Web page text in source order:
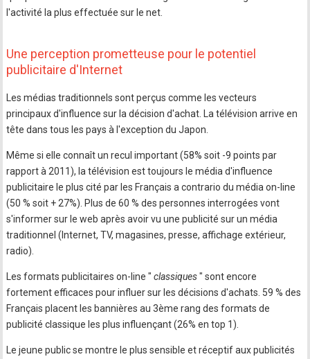
l'activité la plus effectuée sur le net.
Une perception prometteuse pour le potentiel
publicitaire d'Internet
Les médias traditionnels sont perçus comme les vecteurs
principaux d'influence sur la décision d'achat. La télévision arrive en
tête dans tous les pays à l'exception du Japon.
Même si elle connaît un recul important (58% soit -9 points par
rapport à 2011), la télévision est toujours le média d'influence
publicitaire le plus cité par les Français a contrario du média on-line
(50 % soit + 27%). Plus de 60 % des personnes interrogées vont
s'informer sur le web après avoir vu une publicité sur un média
traditionnel (Internet, TV, magasines, presse, affichage extérieur,
radio).
Les formats publicitaires on-line " classiques" sont encore
fortement efficaces pour influer sur les décisions d'achats. 59 % des
Français placent les bannières au 3ème rang des formats de
publicité classique les plus influençant (26% en top 1).
Le jeune public se montre le plus sensible et réceptif aux publicités